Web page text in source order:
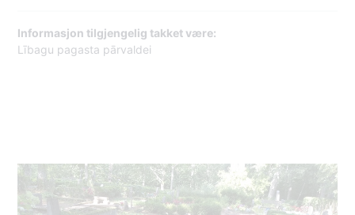
Informasjon tilgjengelig takket være:
Lībagu pagasta pārvaldei